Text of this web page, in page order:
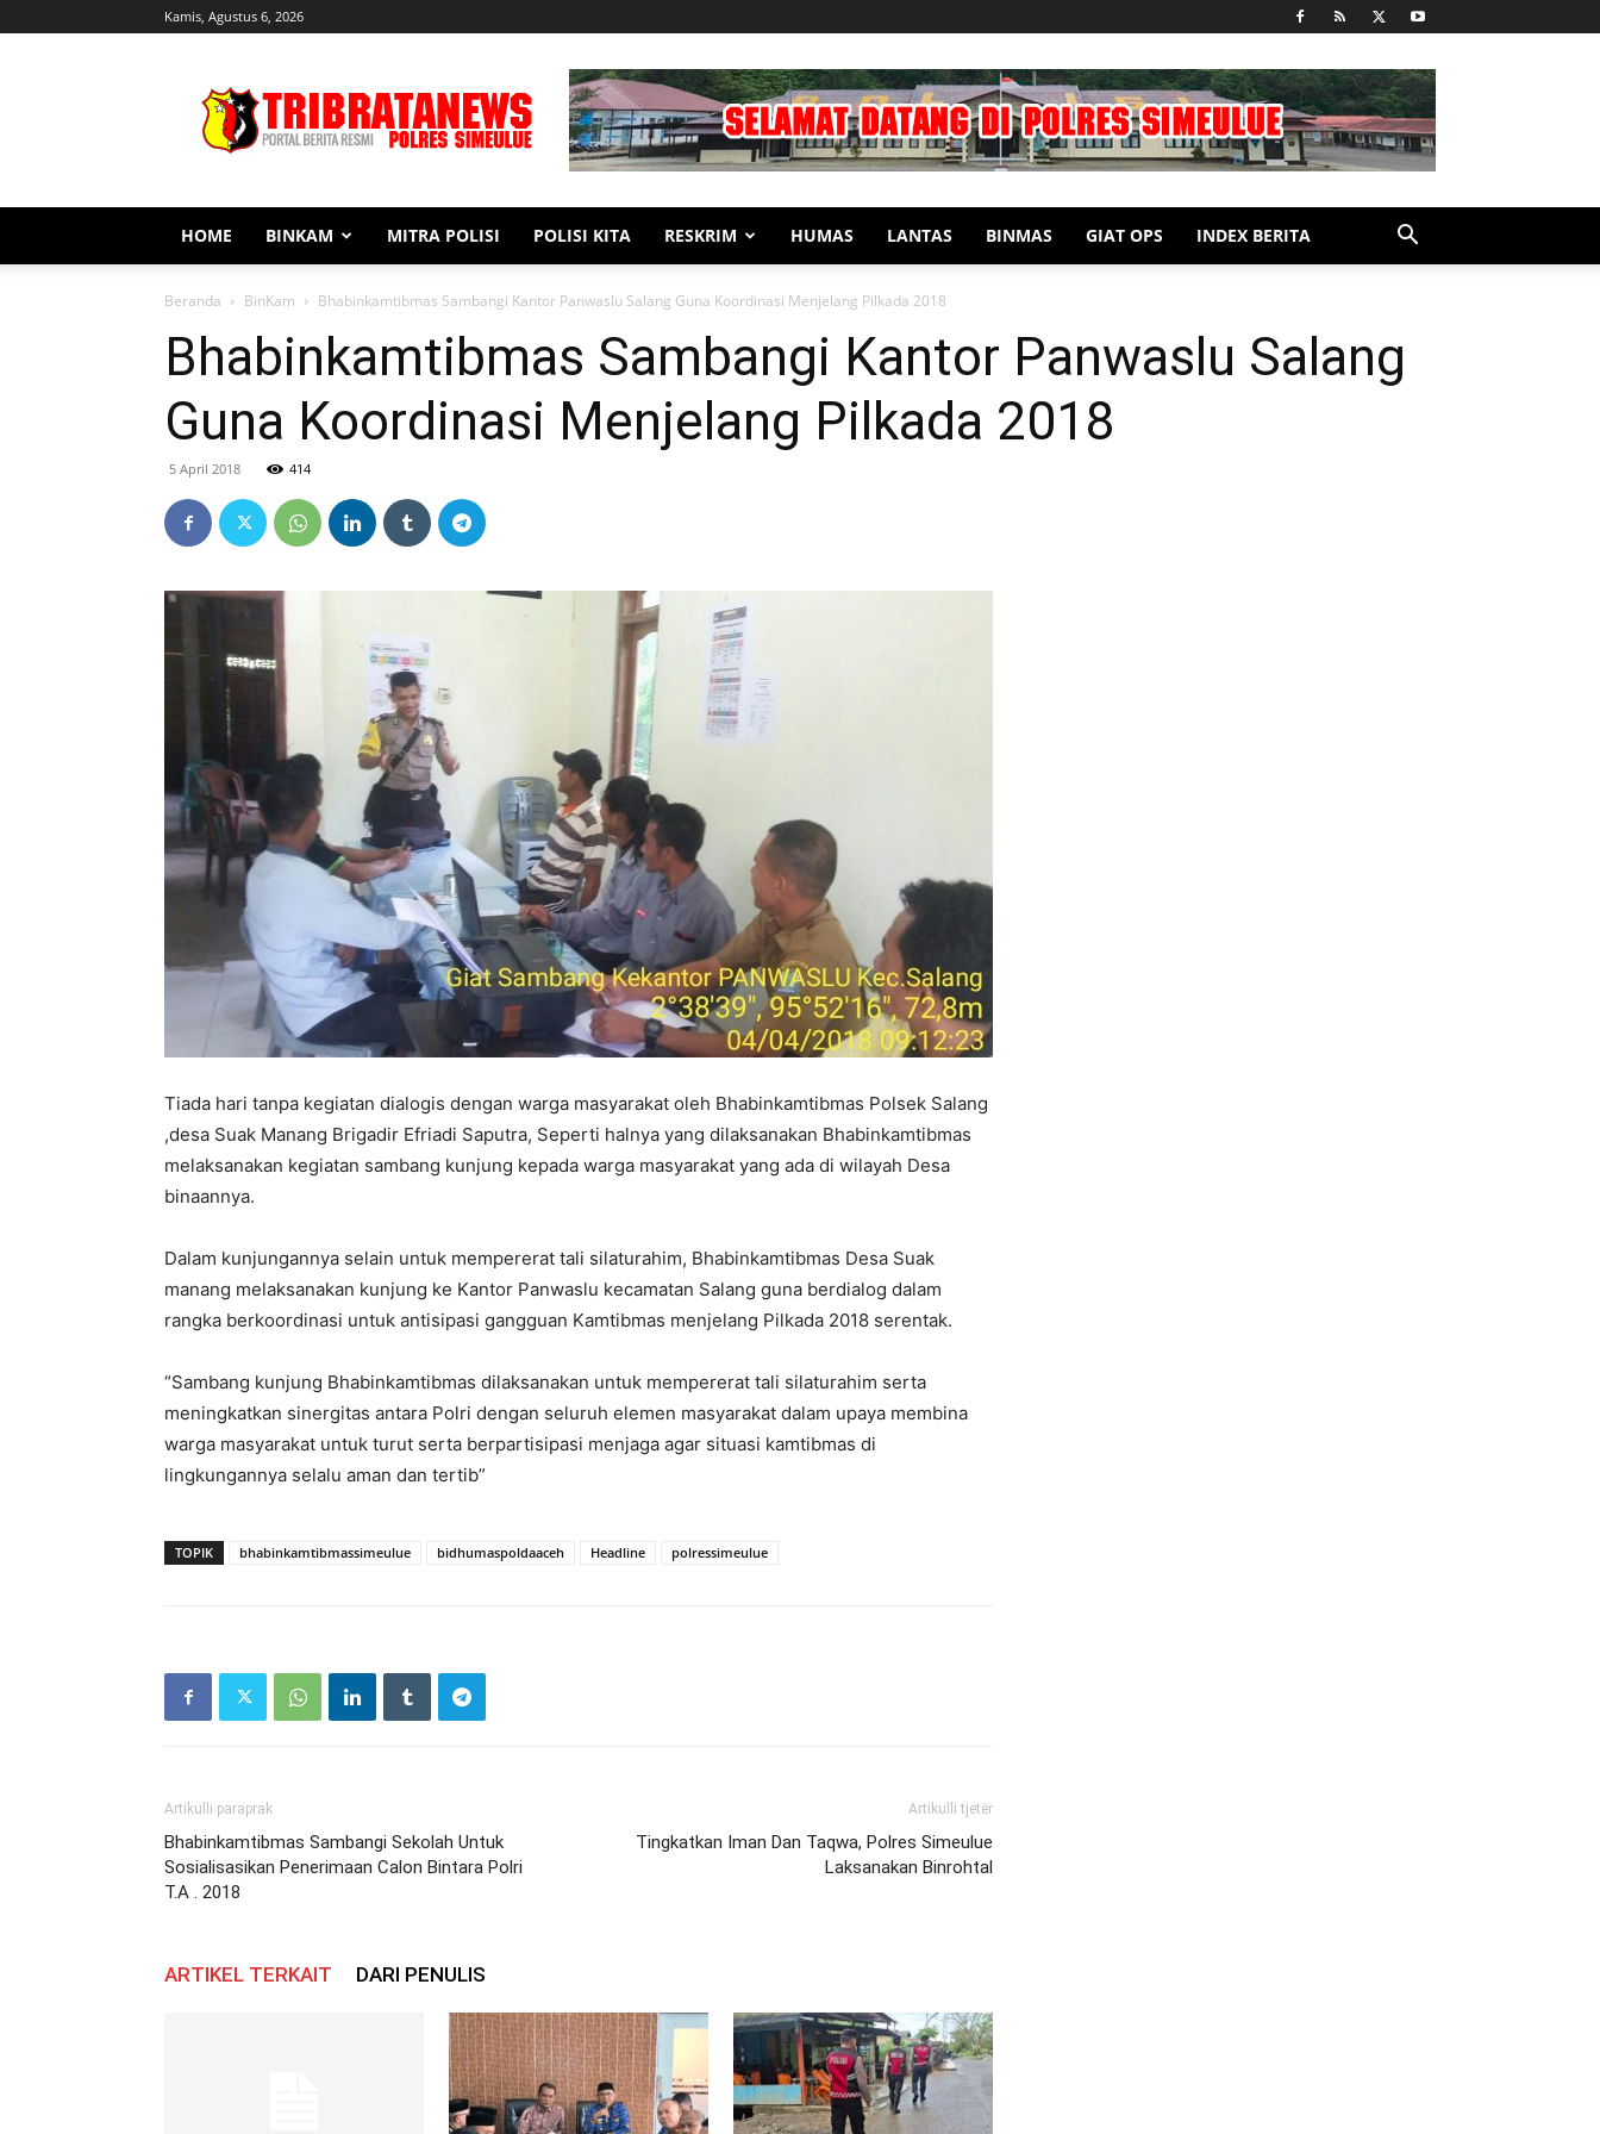
Kamis, Agustus 6, 2026
Simeulue
HOME BINKAM MITRA POLISI POLISI KITA RESKRIM HUMAS LANTAS BINMAS GIAT OPS INDEX BERITA
Beranda BinKam Bhabinkamtibmas Sambangi Kantor Panwaslu Salang Guna Koordinasi Menjelang Pilkada 2018
Bhabinkamtibmas Sambangi Kantor Panwaslu Salang
Guna Koordinasi Menjelang Pilkada 2018
5 April 2018 414
Tiada hari tanpa kegiatan dialogis dengan warga masyarakat oleh Bhabinkamtibmas Polsek Salang
,desa Suak Manang Brigadir Efriadi Saputra, Seperti halnya yang dilaksanakan Bhabinkamtibmas
melaksanakan kegiatan sambang kunjung kepada warga masyarakat yang ada di wilayah Desa
binaannya.
Dalam kunjungannya selain untuk mempererat tali silaturahim, Bhabinkamtibmas Desa Suak
manang melaksanakan kunjung ke Kantor Panwaslu kecamatan Salang guna berdialog dalam
rangka berkoordinasi untuk antisipasi gangguan Kamtibmas menjelang Pilkada 2018 serentak.
“Sambang kunjung Bhabinkamtibmas dilaksanakan untuk mempererat tali silaturahim serta
meningkatkan sinergitas antara Polri dengan seluruh elemen masyarakat dalam upaya membina
warga masyarakat untuk turut serta berpartisipasi menjaga agar situasi kamtibmas di
lingkungannya selalu aman dan tertib”
TOPIK bhabinkamtibmassimeulue bidhumaspoldaaceh Headline polressimeulue
Artikulli paraprak
Bhabinkamtibmas Sambangi Sekolah Untuk
Sosialisasikan Penerimaan Calon Bintara Polri
T.A . 2018
Artikulli tjetër
Tingkatkan Iman Dan Taqwa, Polres Simeulue
Laksanakan Binrohtal
ARTIKEL TERKAIT DARI PENULIS